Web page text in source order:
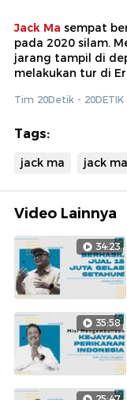
Jack Ma sempat
pada 2020 silam.
jarang tampil di
melakukan tur di
Tim 20Detik - 20DETIK
Tags:
jack ma jack
Video Lainnya
34:23
35:58